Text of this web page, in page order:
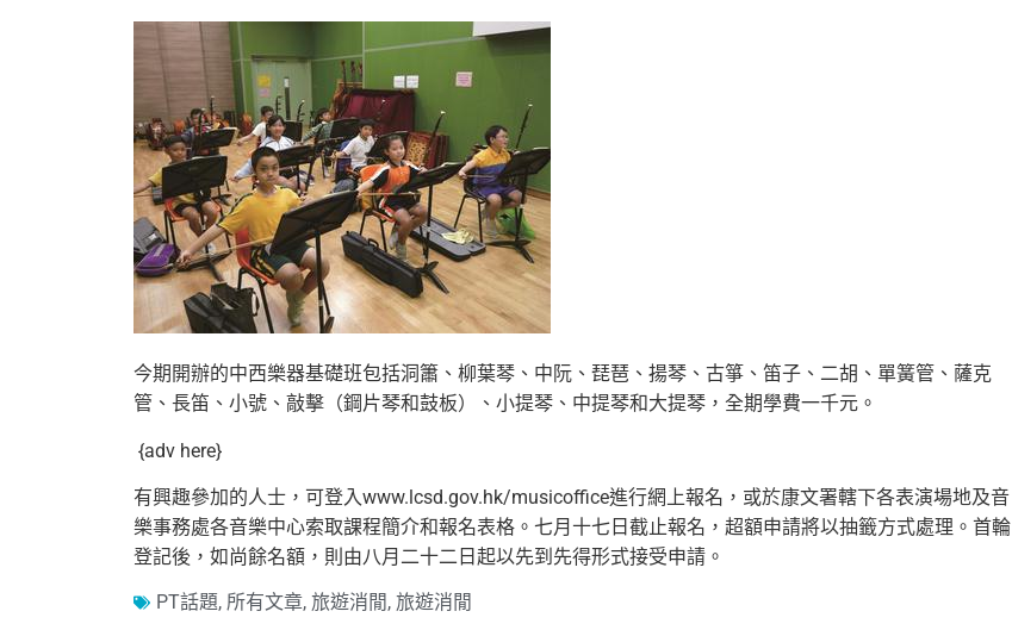
今期開辦的中西樂器基礎班包括洞簫、柳葉琴、中阮、琵琶、揚琴、 古箏、笛子、二胡、單簧管、薩克
管、長笛、小號、敲擊（鋼片琴和鼓板）、小提琴、中提琴和大提琴，全期學費一千元。
{adv here}
有興趣參加的人士，可登入www.lcsd.gov.hk/musicoffice進行網上報名， 或於康文署轄下各表演場地及音
樂事務處各音樂中心索取課程簡介和報名表格。七月十七日截止報名，超額申請將以抽籤方式處理。 首輪
登記後，如尚餘名額， 則由八月二十二日起以先到先得形式接受申請。
PT話題, 所有文章, 旅遊消閒, 旅遊消閒